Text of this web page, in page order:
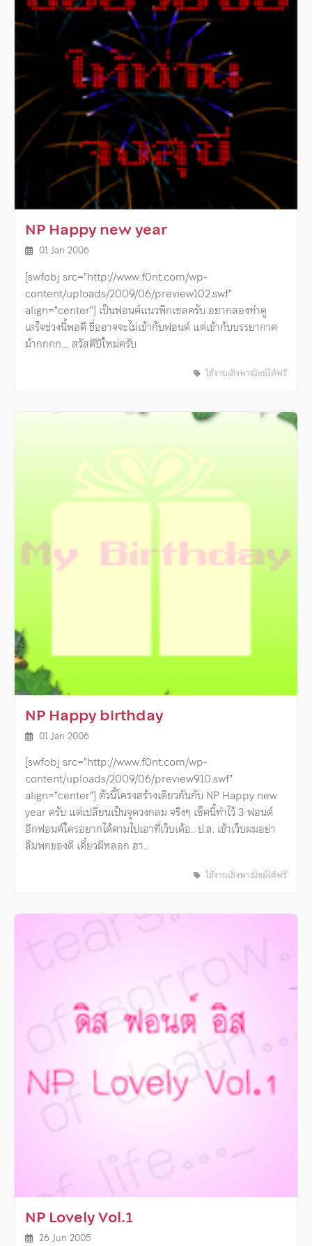
NP Happy new year
01 Jan 2006
[swfobj src=”http://www.f0nt.com/wp-
content/uploads/2009/06/preview102.swf”
align=”center”] เป็นฟอนต์แนวพิกเซลครับ อยากลองทำดู
เสร็จช่วงนี้พอดี ชื่ออาจจะไม่เข้ากับฟอนต์ แต่เข้ากับบรรยากาศ
ม้ากกกก…. สวัสดีปีใหม่ครับ
ใช้งานเชิงพาณิชย์ได้ฟรี
NP Happy birthday
01 Jan 2006
[swfobj src=”http://www.f0nt.com/wp-
content/uploads/2009/06/preview910.swf”
align=”center”] ตัวนี้โครงสร้างเดียวกันกับ NP Happy new
year ครับ แต่เปลี่ยนเป็นจุดวงกลม จริงๆ เซ็ตนี้ทำไว้ 3 ฟอนต์
อีกฟอนต์ใครอยากได้ตามไปเอาที่เว็บเด้อ.. ป.ล. เข้าเว็บผมอย่า
ลืมพกของดี เดี๋ยวผีหลอก ฮา…
ใช้งานเชิงพาณิชย์ได้ฟรี
NP Lovely Vol.1
26 Jun 2005